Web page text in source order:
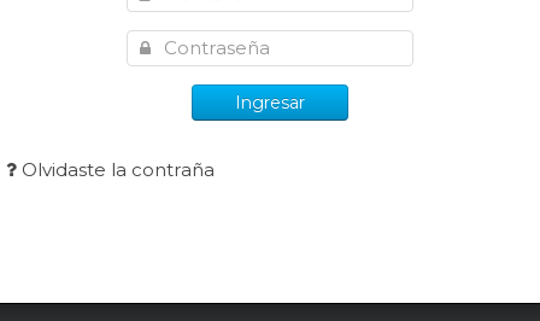
Ingresar
Olvidaste la contraña